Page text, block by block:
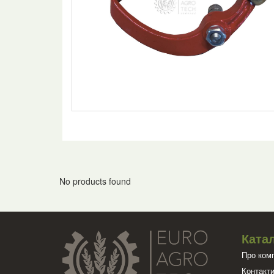
No products found
Про
Контакти